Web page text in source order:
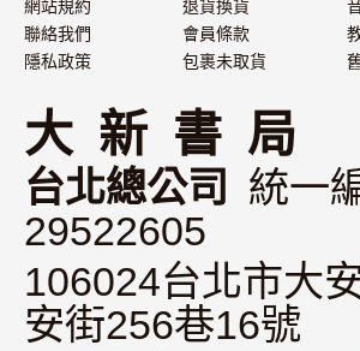
網站規約
聯絡我們
隱私政策
退貨換貨
會員條款
包裹未取貨
大 新 書 局
台北總公司
統一
29522605
106024台北市大
安街256巷16號